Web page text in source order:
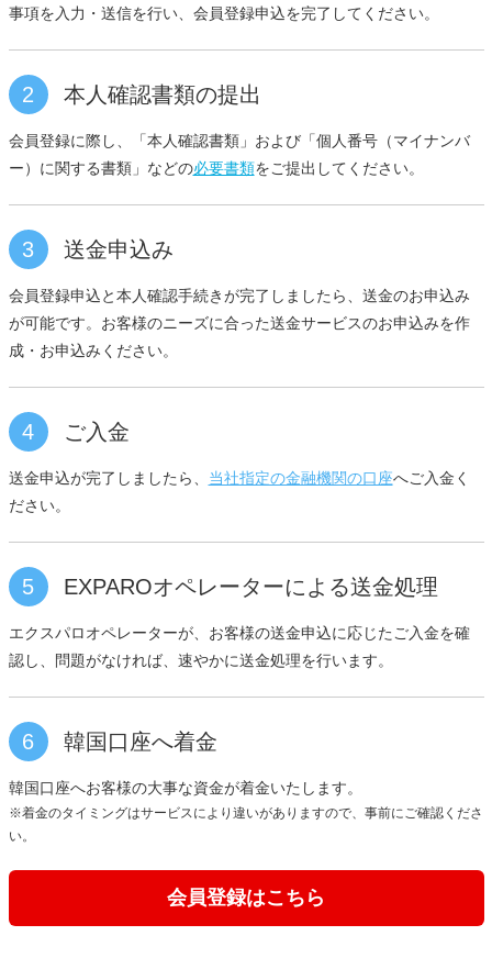
事項を入力・送信を行い、会員登録申込を完了してください。
2 本人確認書類の提出
会員登録に際し、「本人確認書類」および「個人番号（マイナンバ
ー）に関する書類」などの必要書類をご提出してください。
3 送金申込み
会員登録申込と本人確認手続きが完了しましたら、送金のお申込み
が可能です。お客様のニーズに合った送金サービスのお申込みを作
成・お申込みください。
4 ご入金
送金申込が完了しましたら、 当社指定の金融機関の口座へご入金く
ださい。
5 EXPAROオペレーターによる送金処理
エクスパロオペレーターが、お客様の送金申込に応じたご入金を確
認し、問題がなければ、速やかに送金処理を行います。
6 韓国口座へ着金
韓国口座へお客様の大事な資金が着金いたします。
※着金のタイミングはサービスにより違いがありますので、事前にご確認くださ
い。
会員登録はこちら